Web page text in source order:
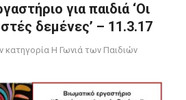
για παιδιά ‘Οι
δεμένες’ – 11.3.17
κατηγορία Η Γωνιά των Παιδιών